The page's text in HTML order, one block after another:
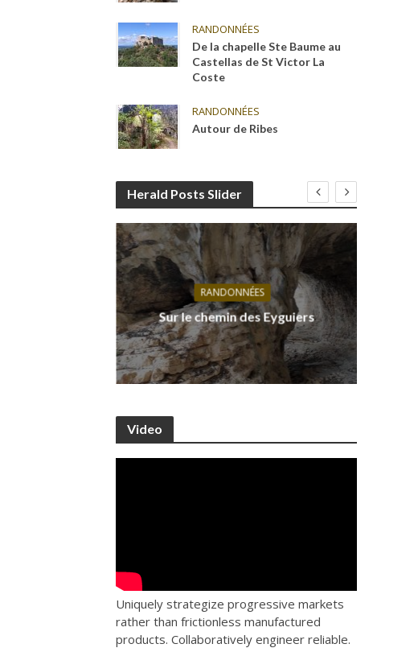
RANDONNÉES
De la chapelle Ste Baume au
Castellas de St Victor La
Coste
RANDONNÉES
Autour de Ribes
Herald Posts Slider
RANDONNÉES
Sur le chemin des Eyguiers
Video
Uniquely strategize progressive markets
rather than frictionless manufactured
products. Collaboratively engineer reliable.